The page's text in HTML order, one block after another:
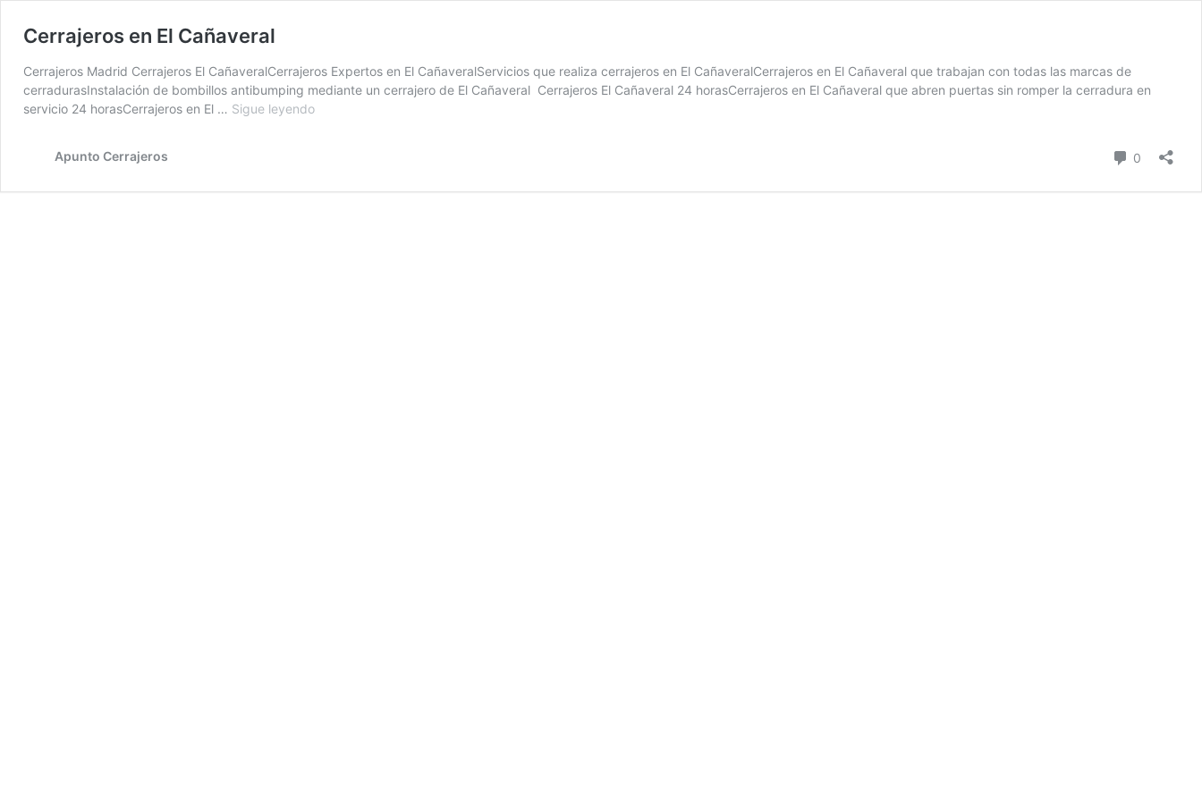
Cerrajeros en El Cañaveral
Cerrajeros Madrid Cerrajeros El CañaveralCerrajeros Expertos en El CañaveralServicios que realiza cerrajeros en El CañaveralCerrajeros en El Cañaveral que trabajan con todas las marcas de
cerradurasInstalación de bombillos antibumping mediante un cerrajero de El Cañaveral Cerrajeros El Cañaveral 24 horasCerrajeros en El Cañaveral que abren puertas sin romper la cerradura en
servicio 24 horasCerrajeros en El … Sigue leyendoCerrajeros
Apunto Cerrajeros 0